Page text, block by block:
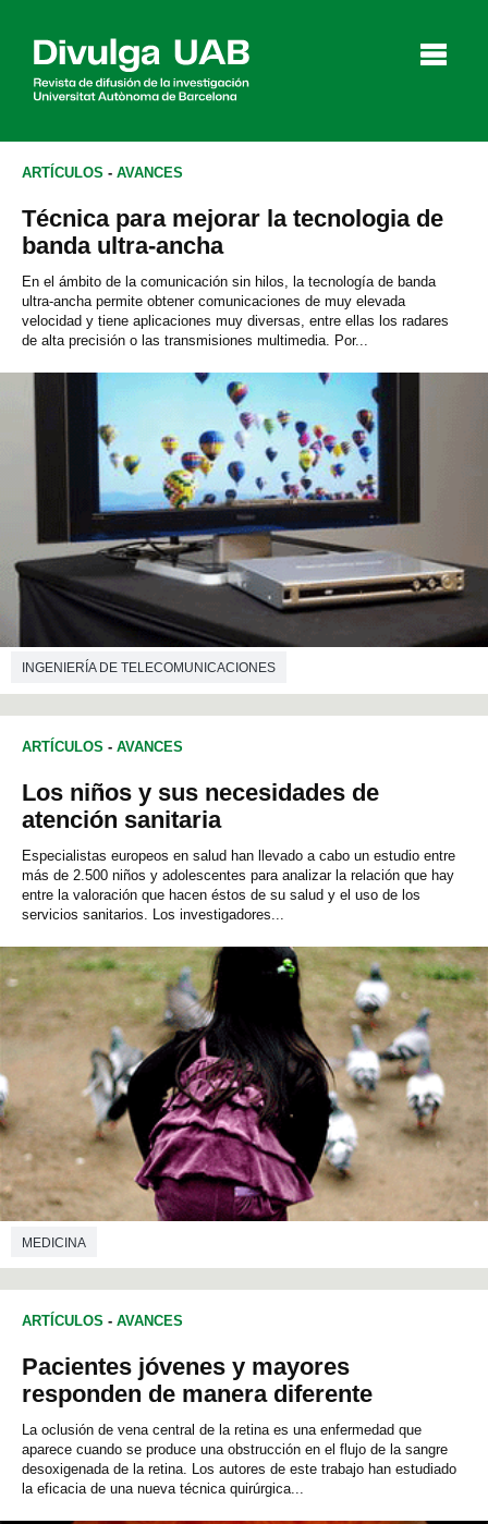
Entrevistas
Agenda
English Català
BUSCAR
ARTÍCULOS - AVANCES
Técnica para mejorar la tecnologia de
banda ultra-ancha
En el ámbito de la comunicación sin hilos, la tecnología de banda
ultra-ancha permite obtener comunicaciones de muy elevada
velocidad y tiene aplicaciones muy diversas, entre ellas los radares
de alta precisión o las transmisiones multimedia. Por...
INGENIERÍA DE TELECOMUNICACIONES
ARTÍCULOS - AVANCES
Los niños y sus necesidades de
atención sanitaria
Especialistas europeos en salud han llevado a cabo un estudio entre
más de 2.500 niños y adolescentes para analizar la relación que hay
entre la valoración que hacen éstos de su salud y el uso de los
servicios sanitarios. Los investigadores...
MEDICINA
ARTÍCULOS - AVANCES
Pacientes jóvenes y mayores
responden de manera diferente
La oclusión de vena central de la retina es una enfermedad que
aparece cuando se produce una obstrucción en el flujo de la sangre
desoxigenada de la retina. Los autores de este trabajo han estudiado
la eficacia de una nueva técnica quirúrgica...